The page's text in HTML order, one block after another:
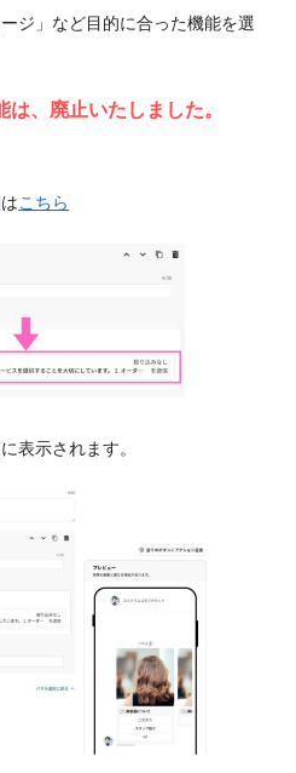
ジ」など目的に合った機能を選
は、廃止いたしました。
こちら
表示されます。